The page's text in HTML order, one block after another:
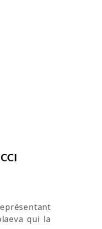
qui la